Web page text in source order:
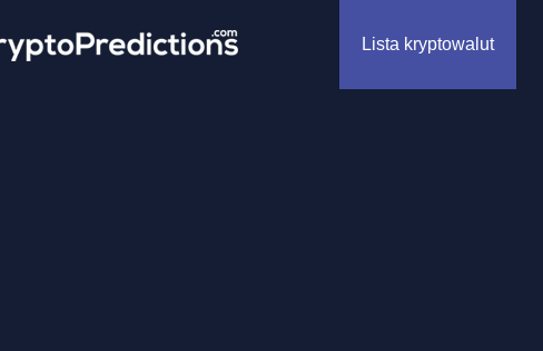
Lista kryptowalut